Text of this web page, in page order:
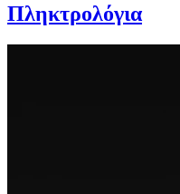
Πληκτρολόγια